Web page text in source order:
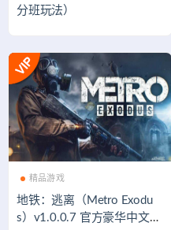
分班玩法）
精品游戏
地铁：逃离（Metro Exodu
s）v1.0.0.7 官方豪华中文版